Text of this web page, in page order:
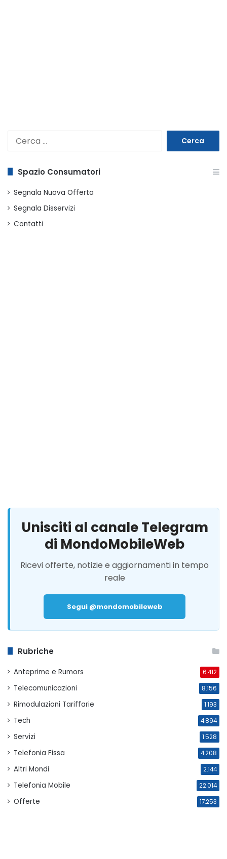
Spazio Consumatori
Segnala Nuova Offerta
Segnala Disservizi
Contatti
Unisciti al canale Telegram
di MondoMobileWeb
Ricevi offerte, notizie e aggiornamenti in tempo
reale
Segui @mondomobileweb
Rubriche
Anteprime e Rumors 6.412
Telecomunicazioni 8.156
Rimodulazioni Tariffarie 1.193
Tech 4.894
Servizi 1.528
Telefonia Fissa 4.208
Altri Mondi 2.144
Telefonia Mobile 22.014
Offerte 17.253